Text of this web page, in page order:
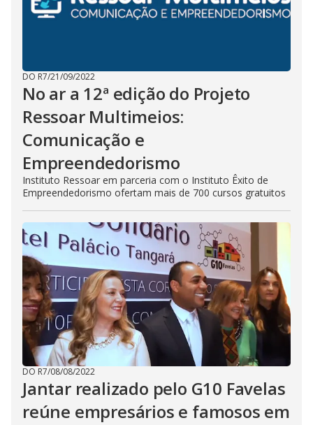
DO R7/21/09/2022
No ar a 12ª edição do Projeto
Ressoar Multimeios:
Comunicação e
Empreendedorismo
Instituto Ressoar em parceria com o Instituto Êxito de
Empreendedorismo ofertam mais de 700 cursos gratuitos
DO R7/08/08/2022
Jantar realizado pelo G10 Favelas
reúne empresários e famosos em